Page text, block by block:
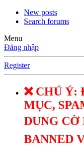
New posts
Search forums
Menu
Đăng nhập
Register
❌ CHÚ Ý:
MỤC,
DUNG
BANNED